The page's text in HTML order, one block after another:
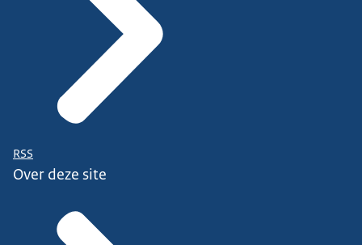
RSS
Over deze site